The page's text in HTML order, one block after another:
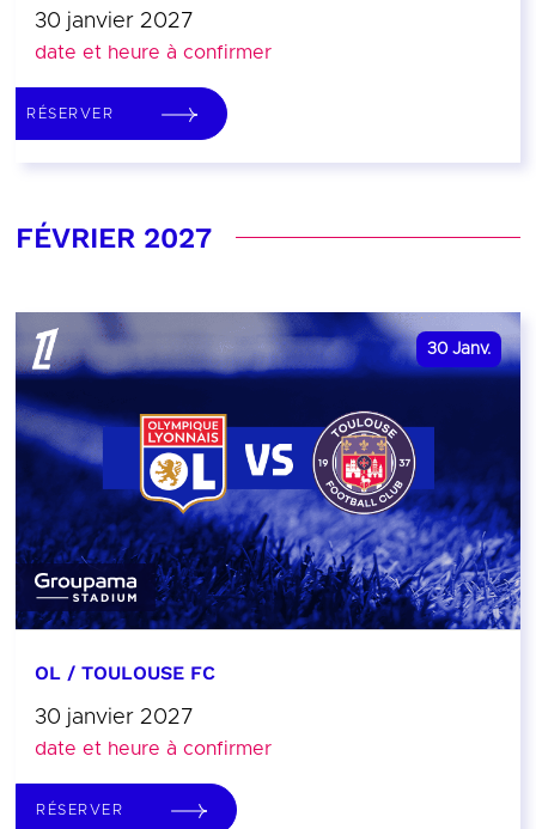
30 janvier 2027
date et heure à confirmer
RÉSERVER
FÉVRIER 2027
30 Janv.
OL / TOULOUSE FC
30 janvier 2027
date et heure à confirmer
RÉSERVER